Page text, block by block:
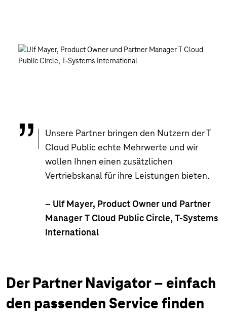
Unsere Partner bringen den Nutzern der T
Cloud Public echte Mehrwerte und wir
wollen Ihnen einen zusätzlichen
Vertriebskanal für ihre Leistungen bieten.
– Ulf Mayer, Product Owner und Partner
Manager T Cloud Public Circle, T-Systems
International
Der Partner Navigator – einfach
den passenden Service finden